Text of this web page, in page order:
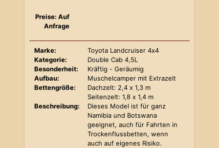
Preise: Auf
Anfrage
Marke:
Toyota Landcruiser 4x4
Kategorie:
Double Cab 4,5L
Besonderheit:
Kräftig - Geräumig
Aufbau:
Muschelcamper mit Extrazelt
Bettengröße:
Dachzelt: 2,4 x 1,3 m
Seitenzelt: 1,8 x 1,4 m
Beschreibung:
Dieses Model ist für ganz
Namibia und Botswana
geeignet, auch für Fahrten in
Trockenflussbetten, wenn
auch auf eigenes Risiko.